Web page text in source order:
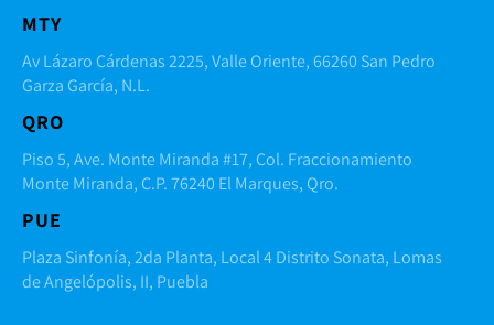
MTY
Av Lázaro Cárdenas 2225, Valle Oriente, 66260 San Pedro
Garza García, N.L.
QRO
Piso 5, Ave. Monte Miranda #17, Col. Fraccionamiento
Monte Miranda, C.P. 76240 El Marques, Qro.
PUE
Plaza Sinfonía, 2da Planta, Local 4 Distrito Sonata, Lomas
de Angelópolis, II, Puebla